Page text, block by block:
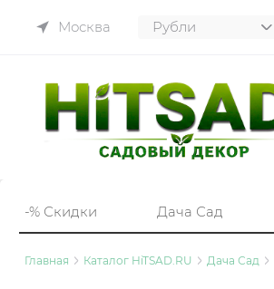
Москва
-% Скидки Дача Сад
Главная Каталог HiTSAD.RU Дача Сад